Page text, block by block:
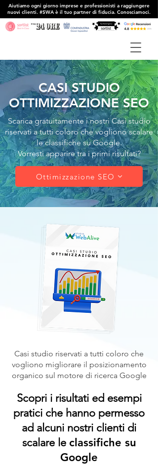
Aiutiamo ogni giorno imprese e professionisti a raggiungere
nuovi clienti. #SWA è il tuo partner di fiducia. Conosciamoci.
CASI STUDIO
OTTIMIZZAZIONE SEO
Scarica gratuitamente i nostri Casi studio
riservati a tutti coloro che vogliono scalare
le classifiche su Google.
Vorresti apparire tra i primi risultati?
Ottimizzazione SEO
Casi studio riservati a tutti coloro che
vogliono migliorare il posizionamento
organico sul motore di ricerca Google
Scopri i risultati ed esempi
pratici che hanno permesso
ad alcuni nostri clienti di
scalare le classifiche su
Google